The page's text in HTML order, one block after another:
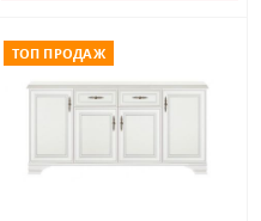
ТОП ПРОДАЖ